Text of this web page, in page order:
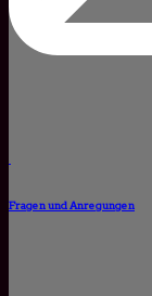
Fragen und Anregungen